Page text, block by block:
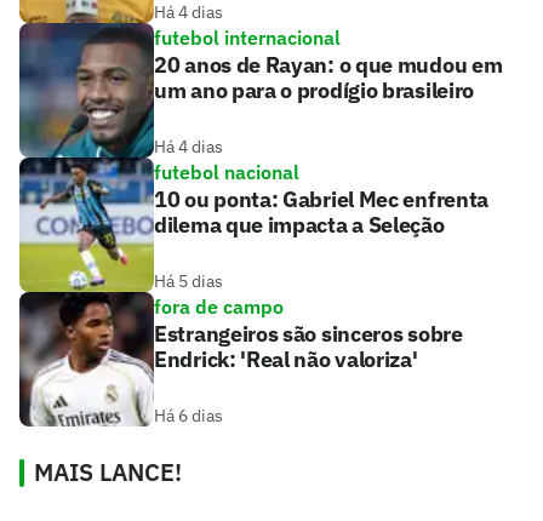
Há 4 dias
futebol internacional
20 anos de Rayan: o que mudou em
um ano para o prodígio brasileiro
Há 4 dias
futebol nacional
10 ou ponta: Gabriel Mec enfrenta
dilema que impacta a Seleção
Há 5 dias
fora de campo
Estrangeiros são sinceros sobre
Endrick: 'Real não valoriza'
Há 6 dias
MAIS LANCE!